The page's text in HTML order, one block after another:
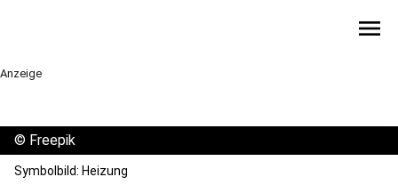
menu
Anzeige
© Freepik
Symbolbild: Heizung